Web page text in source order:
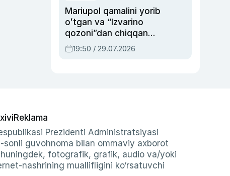
Mariupol qamalini yorib
oʻtgan va “Izvarino
qozoni”dan chiqqan
qahramon — Ukraina
armiyasi bosh
19:50 / 29.07.2026
Reklama
Prezidenti Administratsiyasi
guvohnoma bilan ommaviy axborot
fotografik, grafik, audio va/yoki
nashrining muallifligini ko‘rsatuvchi